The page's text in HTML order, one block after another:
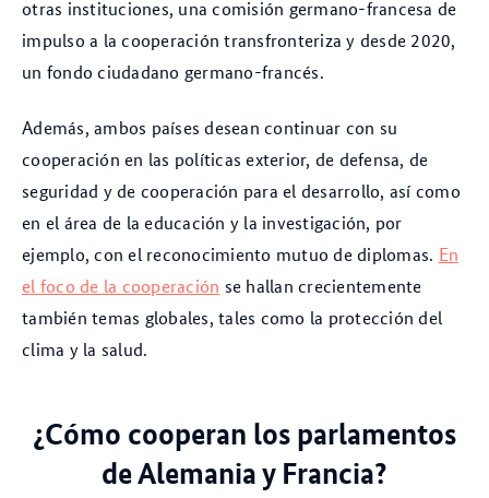
otras instituciones, una comisión germano-francesa de
impulso a la cooperación transfronteriza y desde 2020,
un fondo ciudadano germano-francés.
Además, ambos países desean continuar con su
cooperación en las políticas exterior, de defensa, de
seguridad y de cooperación para el desarrollo, así como
en el área de la educación y la investigación, por
ejemplo, con el reconocimiento mutuo de diplomas. En
el foco de la cooperación se hallan crecientemente
también temas globales, tales como la protección del
clima y la salud.
¿Cómo cooperan los parlamentos
de Alemania y Francia?